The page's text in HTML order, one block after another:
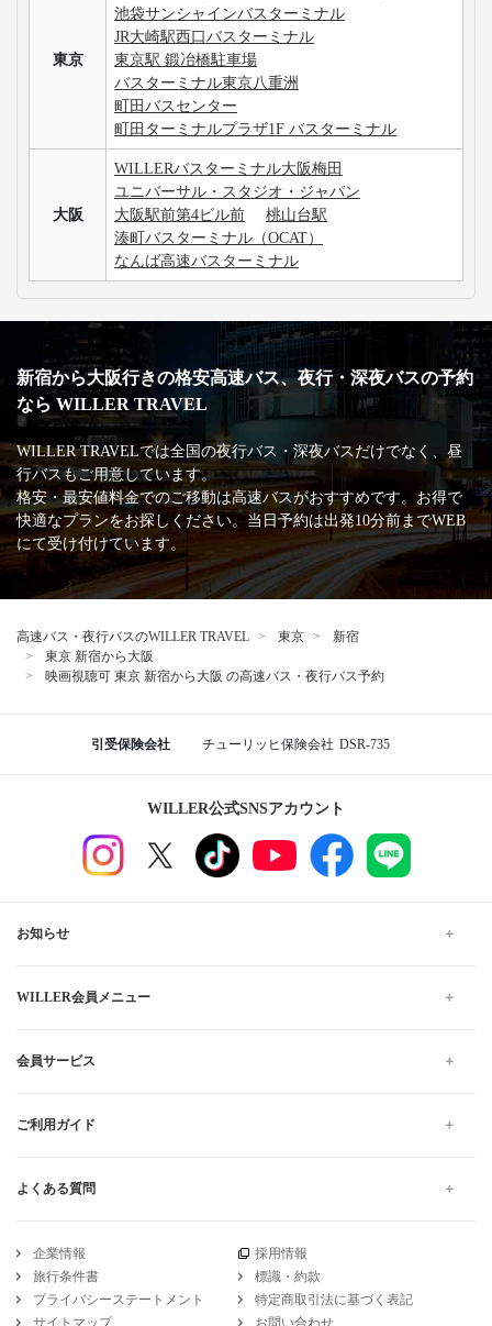
東京
池袋サンシャインバスターミナル
JR大崎駅西口バスターミナル
東京駅 鍛冶橋駐車場
バスターミナル東京八重洲
町田バスセンター
町田ターミナルプラザ1F バスターミナル
大阪
WILLERバスターミナル大阪梅田
ユニバーサル・スタジオ・ジャパン
大阪駅前第4ビル前
桃山台駅
湊町バスターミナル（OCAT）
なんば高速バスターミナル
新宿から大阪行きの格安高速バス、夜行・深夜バスの予約
なら WILLER TRAVEL
WILLER TRAVELでは全国の夜行バス・深夜バスだけでなく、昼
行バスもご用意しています。
格安・最安値料金でのご移動は高速バスがおすすめです。お得で
快適なプランをお探しください。当日予約は出発10分前までWEB
にて受け付けています。
高速バス・夜行バスのWILLER TRAVEL 東京
新宿
東京 新宿から大阪
映画視聴可 東京 新宿から大阪 の高速バス・夜行バス予約
引受保険会社 チューリッヒ保険会社 DSR-735
WILLER公式SNSアカウント
お知らせ
WILLER会員メニュー
会員サービス
ご利用ガイド
よくある質問
企業情報
採用情報
旅行条件書
標識・約款
プライバシーステートメント
特定商取引法に基づく表記
サイトマップ
お問い合わせ